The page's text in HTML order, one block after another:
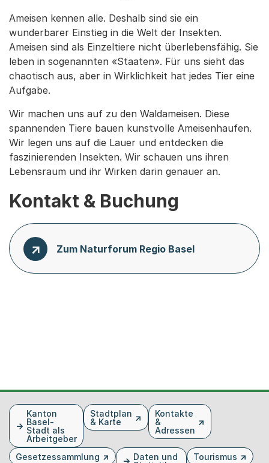
Ameisen kennen alle. Deshalb sind sie ein
wunderbarer Einstieg in die Welt der Insekten.
Ameisen sind als Einzeltiere nicht überlebensfähig. Sie
leben in sogenannten «Staaten». Für uns sieht das
chaotisch aus, aber in Wirklichkeit hat jedes Tier eine
Aufgabe.
Wir machen uns auf zu den Waldameisen. Diese
spannenden Tiere bauen kunstvolle Ameisenhaufen.
Wir legen uns auf die Lauer und entdecken die
faszinierenden Insekten. Wir schauen uns ihren
Lebensraum und ihr Wirken darin genauer an.
Kontakt & Buchung
Zum Naturforum Regio Basel
FusszeileKanton
Basel-
Stadt als
Arbeitgeber
Stadtplan
& Karte
Kontakte
&
Adressen
Gesetzessammlung
Daten und
Tourismus